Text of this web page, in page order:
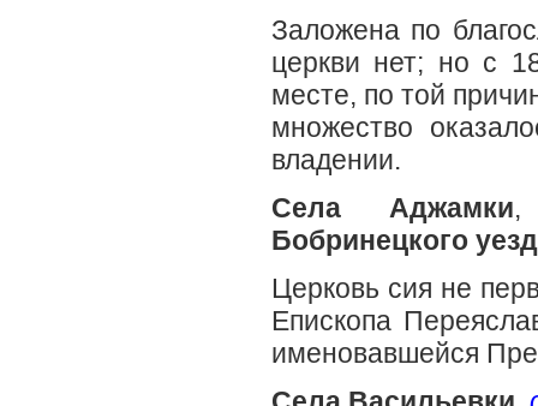
Заложена по
церкви нет; но с
месте, по той
множество
владении.
Села Аджамки
Бобринецкого
Церковь сия не
Епископа
именовавшейся